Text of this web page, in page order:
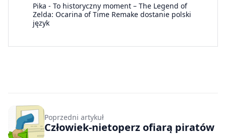
Pika - To historyczny moment – The Legend of
Zelda: Ocarina of Time Remake dostanie polski
język
Poprzedni artykuł
Człowiek-nietoperz ofiarą piratów